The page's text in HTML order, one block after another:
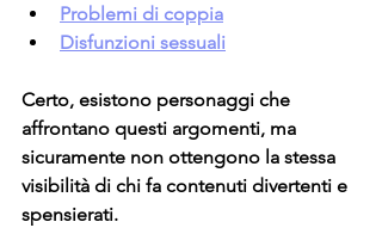
Problemi di coppia
Disfunzioni sessuali
Certo, esistono personaggi che
affrontano questi argomenti, ma
sicuramente non ottengono la stessa
visibilità di chi fa contenuti divertenti e
spensierati.